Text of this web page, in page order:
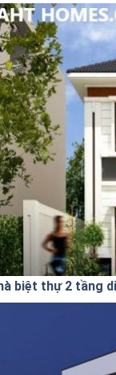
biệt thự 2 tầng